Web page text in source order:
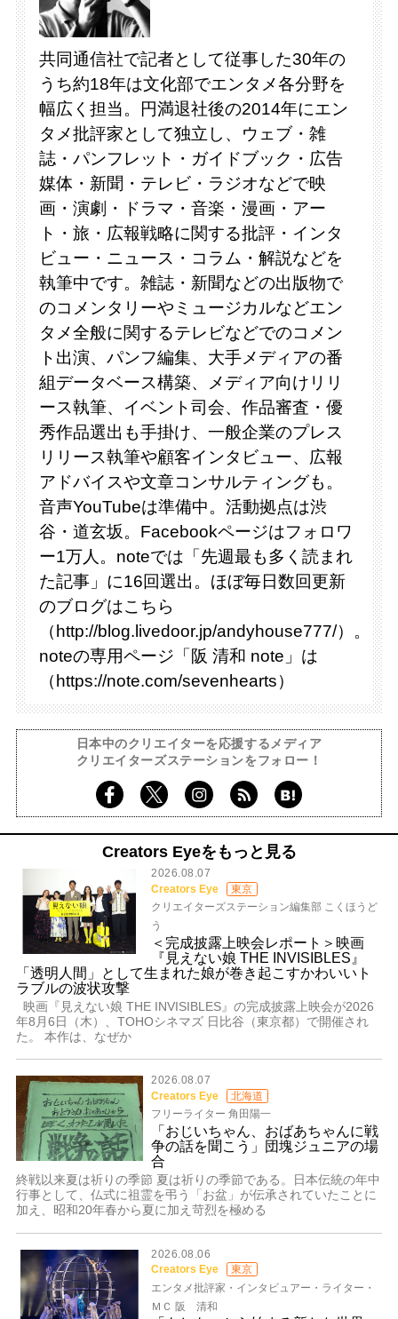
共同通信社で記者として従事した30年の
うち約18年は文化部でエンタメ各分野を
幅広く担当。円満退社後の2014年にエン
タメ批評家として独立し、ウェブ・雑
誌・パンフレット・ガイドブック・広告
媒体・新聞・テレビ・ラジオなどで映
画・演劇・ドラマ・音楽・漫画・アー
ト・旅・広報戦略に関する批評・インタ
ビュー・ニュース・コラム・解説などを
執筆中です。雑誌・新聞などの出版物で
のコメンタリーやミュージカルなどエン
タメ全般に関するテレビなどでのコメン
ト出演、パンフ編集、大手メディアの番
組データベース構築、メディア向けリリ
ース執筆、イベント司会、作品審査・優
秀作品選出も手掛け、一般企業のプレス
リリース執筆や顧客インタビュー、広報
アドバイスや文章コンサルティングも。
音声YouTubeは準備中。活動拠点は渋
谷・道玄坂。Facebookページはフォロワ
ー1万人。noteでは「先週最も多く読まれ
た記事」に16回選出。ほぼ毎日数回更新
のブログはこちら
（http://blog.livedoor.jp/andyhouse777/）。
noteの専用ページ「阪 清和 note」は
（https://note.com/sevenhearts）
日本中のクリエイターを応援するメディア
クリエイターズステーションをフォロー！
Creators Eyeをもっと見る
2026.08.07
Creators Eye
東京
クリエイターズステーション編集部 こくほうど
う
＜完成披露上映会レポート＞映画
『見えない娘 THE INVISIBLES』
「透明人間」として生まれた娘が巻き起こすかわいいト
ラブルの波状攻撃
映画『見えない娘 THE INVISIBLES』の完成披露上映会が2026
年8月6日（木）、TOHOシネマズ 日比谷（東京都）で開催され
た。 本作は、なぜか
2026.08.07
Creators Eye
北海道
フリーライター 角田陽一
「おじいちゃん、おばあちゃんに戦
争の話を聞こう」団塊ジュニアの場
合
終戦以来夏は祈りの季節 夏は祈りの季節である。日本伝統の年中
行事として、仏式に祖霊を弔う「お盆」が伝承されていたことに
加え、昭和20年春から夏に加え苛烈を極める
2026.08.06
Creators Eye
東京
エンタメ批評家・インタビュアー・ライター・
ＭＣ 阪 清和